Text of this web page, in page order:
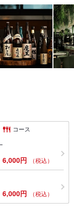
コース
6,000円 （税込）
6,000円 （税込）